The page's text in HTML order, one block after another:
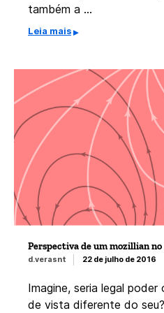
também a …
Leia mais
Perspectiva de um mozillian no
d.verasnt 22 de julho de 2016
Imagine, seria legal
de vista diferente do